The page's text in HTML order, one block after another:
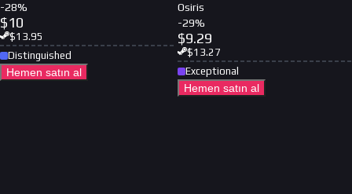
-28%
$10
$13.95
Distinguished
Hemen satın al
Osiris
-29%
$9.29
$13.27
Exceptional
Hemen satın al